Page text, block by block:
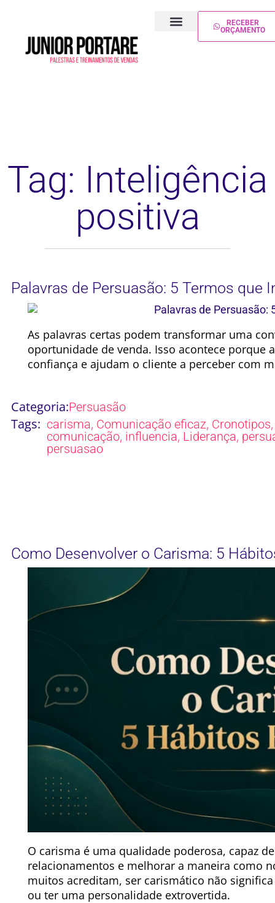
RECEBER
ORÇAMENTO
Tag: Inteligência
positiva
Palavras de Persuasão: 5 Termos que
As palavras certas podem transformar uma
oportunidade de venda. Isso acontece porque
confiança e ajudam o cliente a perceber com
Categoria:Persuasão
Tags: carisma, Comunicação eficaz, Cronotipos
comunicação, influencia, Liderança,
persuasao
Como Desenvolver o Carisma: 5
O carisma é uma qualidade poderosa, capaz
relacionamentos e melhorar a maneira como
muitos acreditam, ser carismático não
ou ter uma personalidade extrovertida.